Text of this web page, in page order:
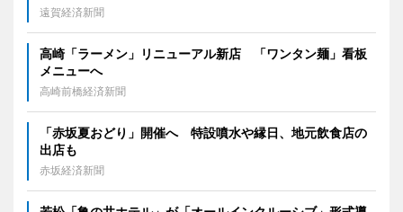
遠賀経済新聞
高崎「ラーメン」リニューアル新店 「ワンタン麺」看板
メニューへ
高崎前橋経済新聞
「赤坂夏おどり」開催へ 特設噴水や縁日、地元飲食店の
出店も
赤坂経済新聞